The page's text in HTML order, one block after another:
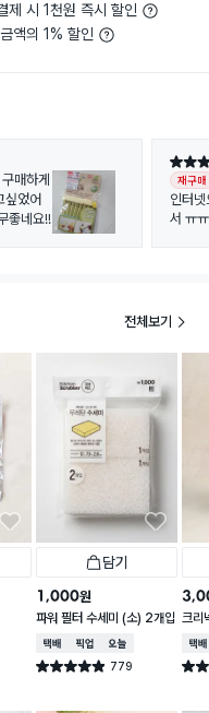
제 시 1천원 즉시 할인
액의 1% 할인
매하게
싶었어
좋네요!!
별점 5
재구매
인터
서 ㅠ
전체보기
담기
1,000원
파워 필터 수세미 (소) 2개입
택배배송매장픽업오늘배송
별점 4.9점 779
건 작성
크리
주
택배
별점